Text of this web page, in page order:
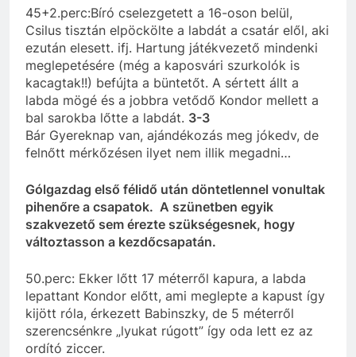
45+2.perc:Bíró cselezgetett a 16-oson belül,
Csilus tisztán elpöckölte a labdát a csatár elől, aki
ezután elesett. ifj. Hartung játékvezető mindenki
meglepetésére (még a kaposvári szurkolók is
kacagtak!!) befújta a büntetőt. A sértett állt a
labda mögé és a jobbra vetődő Kondor mellett a
bal sarokba lőtte a labdát. 3-3
Bár Gyereknap van, ajándékozás meg jókedv, de
felnőtt mérkőzésen ilyet nem illik megadni…
Gólgazdag első félidő után döntetlennel vonultak
pihenőre a csapatok. A szünetben egyik
szakvezető sem érezte szükségesnek, hogy
változtasson a kezdőcsapatán.
50.perc: Ekker lőtt 17 méterről kapura, a labda
lepattant Kondor előtt, ami meglepte a kapust így
kijött róla, érkezett Babinszky, de 5 méterről
szerencsénkre „lyukat rúgott” így oda lett ez az
ordító ziccer.